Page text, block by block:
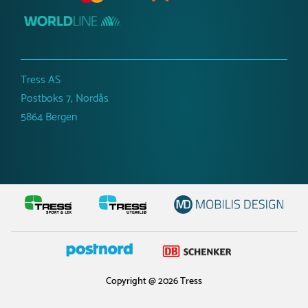
Tress AS
Postboks 7, Nordås
5864 Bergen
Copyright @ 2026 Tress